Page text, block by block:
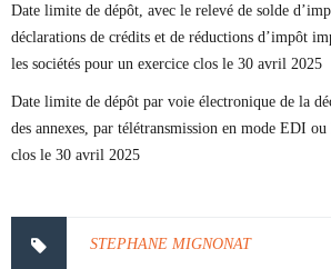
Date limite de dépôt, avec le relevé de solde
déclarations de crédits et de réductions d’impôt
les sociétés pour un exercice clos le 30 avril 2025
Date limite de dépôt par voie électronique de la
des annexes, par télétransmission en mode EDI
clos le 30 avril 2025
STEPHANE MIGNONAT